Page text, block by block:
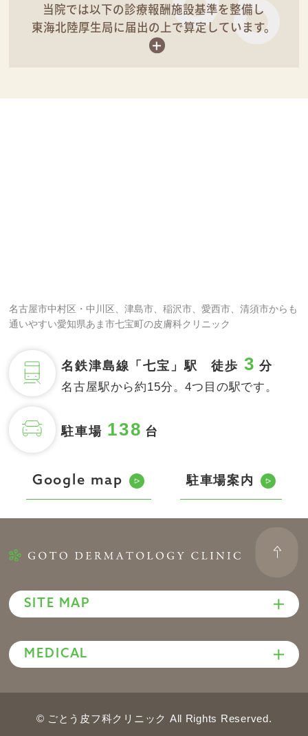
当院では以下の診療報酬施設基準を整備し
東海北陸厚生局に届出の上で算定しています。
名古屋市中村区・中川区、津島市、稲沢市、愛西市、清須市からも
通いやすい愛知県あま市七宝町の皮膚科クリニック
名鉄津島線「七宝」駅 徒歩 3 分
名古屋駅から約15分。4つ目の駅です。
駐車場 138 台
Google map 駐車場案内
SITE MAP
MEDICAL
© ごとう皮フ科クリニック All Rights Reserved.